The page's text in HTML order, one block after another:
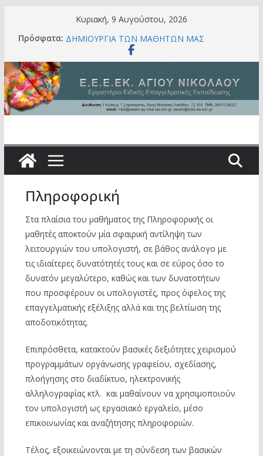
περιεχόμενο
Κυριακή, 9 Αυγούστου, 2026
Πρόσφατα: ΔΗΜΙΟΥΡΓΙΑ ΤΩΝ ΜΑΘΗΤΩΝ ΜΑΣ
ΕΣΩΤΕΡΙΚΗ ΑΞΙΟΛΟΓΗΣΗ ΣΧΟΛΙΚΗΣ
ΜΟΝΑΔΑΣ ΓΙΑ ΤΟ ΣΧ. ΕΤΟΣ 2025-2026-
ΕΝΔΟΣΧΟΛΙΚΗ ΕΠΙΜΟΡΦΩΣΗ ΑΠΟ ΤΟ
ΣΥΜΒΟΥΛΟ ΕΙΔΙΚΗΣ ΑΓΩΓΗΣ ΚΑΙ
ΕΝΤΑΞΙΑΚΗΣ ΕΚΠΑΙΔΕΥΣΗΣ
ΣΧΟΛΙΚΗ ΔΙΑΜΕΣΟΛΑΒΗΣΗ
Πληροφορική
Στα πλαίσια του μαθήματος της Πληροφορικής οι
μαθητές αποκτούν μία σφαιρική αντίληψη των
λειτουργιών του υπολογιστή, σε βάθος ανάλογο με
τις ιδιαίτερες δυνατότητές τους και σε εύρος όσο το
δυνατόν μεγαλύτερο, καθώς και των δυνατοτήτων
που προσφέρουν οι υπολογιστές, προς όφελος της
επαγγελματικής εξέλιξης αλλά και της βελτίωση της
αποδοτικότητας.
Επιπρόσθετα, κατακτούν βασικές δεξιότητες χειρισμού
προγραμμάτων οργάνωσης γραφείου, σχεδίασης,
πλοήγησης στο διαδίκτυο, ηλεκτρονικής
αλληλογραφίας κτλ. και μαθαίνουν να χρησιμοποιούν
τον υπολογιστή ως εργασιακό εργαλείο, μέσο
επικοινωνίας και αναζήτησης πληροφοριών.
Τέλος, εξοικειώνονται με τη σύνδεση των βασικών